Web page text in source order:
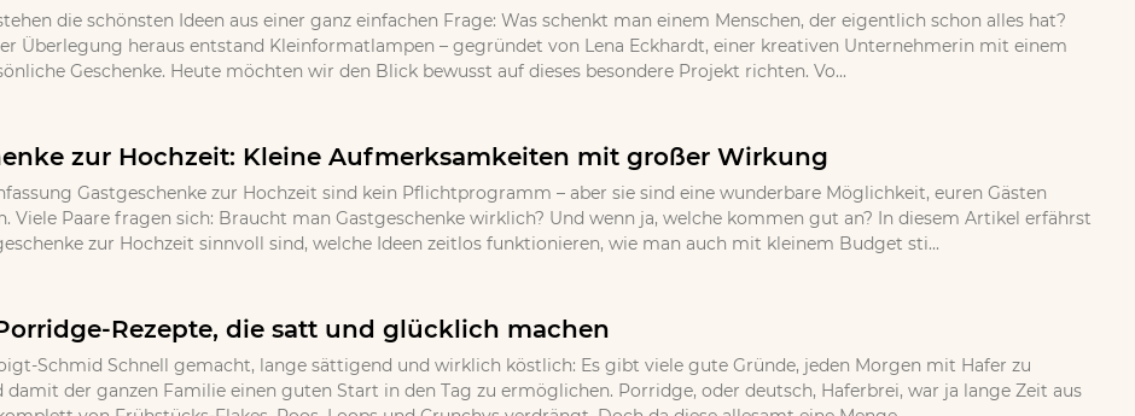
die schönsten Ideen aus einer ganz einfachen Frage: Was schenkt man einem Menschen, der eigentlich schon alles hat?
Überlegung heraus entstand Kleinformatlampen – gegründet von Lena Eckhardt, einer kreativen Unternehmerin mit einem
Geschenke. Heute möchten wir den Blick bewusst auf dieses besondere Projekt richten. Vo...
zur Hochzeit: Kleine Aufmerksamkeiten mit großer Wirkung
Gastgeschenke zur Hochzeit sind kein Pflichtprogramm – aber sie sind eine wunderbare Möglichkeit, euren Gästen
Viele Paare fragen sich: Braucht man Gastgeschenke wirklich? Und wenn ja, welche kommen gut an? In diesem Artikel erfährst
zur Hochzeit sinnvoll sind, welche Ideen zeitlos funktionieren, wie man auch mit kleinem Budget sti...
Rezepte, die satt und glücklich machen
Schmid Schnell gemacht, lange sättigend und wirklich köstlich: Es gibt viele gute Gründe, jeden Morgen mit Hafer zu
damit der ganzen Familie einen guten Start in den Tag zu ermöglichen. Porridge, oder deutsch, Haferbrei, war ja lange Zeit aus